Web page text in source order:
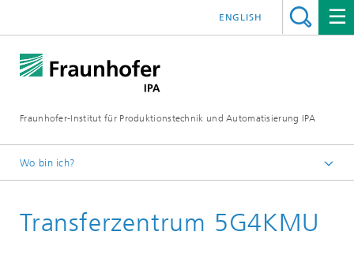
Fraunhofer-Institut für Produktionstechnik und Automatisierung IPA
ENGLISH
Wo bin ich?
Referenzprojekte
Transferzentrum 5G4KMU